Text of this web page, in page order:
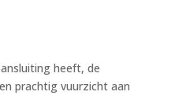
heeft, de
prachtig vuurzicht aan